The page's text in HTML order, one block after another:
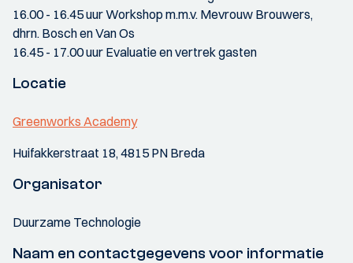
16.00 - 16.45 uur Workshop m.m.v. Mevrouw Brouwers,
dhrn. Bosch en Van Os
16.45 - 17.00 uur Evaluatie en vertrek gasten
Locatie
Greenworks Academy
Huifakkerstraat 18, 4815 PN Breda
Organisator
Duurzame Technologie
Naam en contactgegevens voor informatie